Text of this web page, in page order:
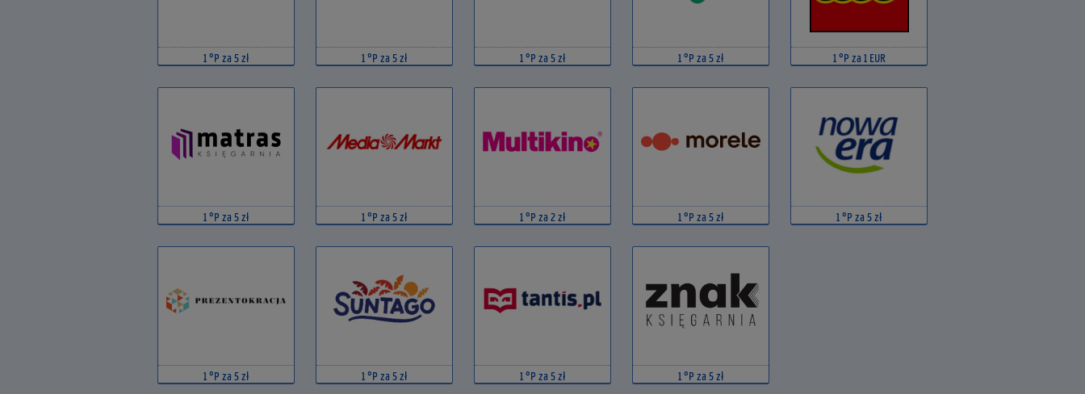
1 °P za 5 zł 1 °P za 5 zł 1 °P za 5 zł 1 °P za 5 zł 1 °P za 1 EUR
1 °P za 5 zł 1 °P za 5 zł 1 °P za 2 zł 1 °P za 5 zł 1 °P za 5 zł
1 °P za 5 zł 1 °P za 5 zł 1 °P za 5 zł 1 °P za 5 zł